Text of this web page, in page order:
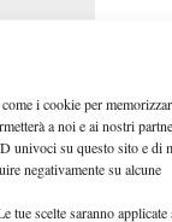
i cookie per
a noi e ai nostri
univoci su questo sito e di
negativamente su alcune
tue scelte saranno applicate